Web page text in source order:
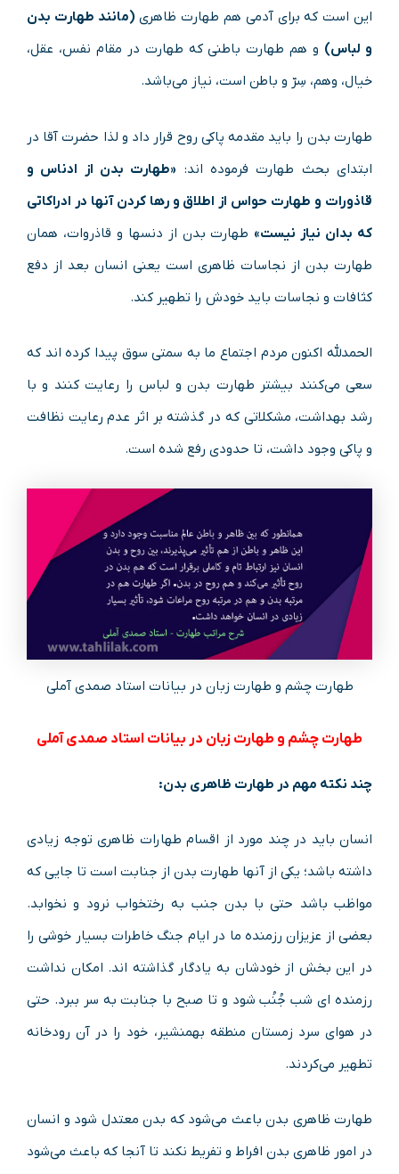
این است که برای آدمی هم طهارت ظاهری (مانند طهارت بدن
و لباس) و هم طهارت باطنی که طهارت در مقام نفس، عقل،
خیال، وهم، سِرّ و باطن است، نیاز می‌باشد.
طهارت بدن را باید مقدمه پاکی روح قرار داد و لذا حضرت آقا در
ابتدای بحث طهارت فرموده اند: «طهارت بدن از ادناس و
قاذورات و طهارت حواس از اطلاق و رها کردن آنها در ادراکاتی
که بدان نیاز نیست» طهارت بدن از دنسها و قاذروات، همان
طهارت بدن از نجاسات ظاهری است یعنی انسان بعد از دفع
کثافات و نجاسات باید خودش را تطهیر کند.
الحمدلله اکنون مردم اجتماع ما به سمتی سوق پیدا کرده اند که
سعی می‌کنند بیشتر طهارت بدن و لباس را رعایت کنند و با
رشد بهداشت، مشکلاتی که در گذشته بر اثر عدم رعایت نظافت
و پاکی وجود داشت، تا حدودی رفع شده است.
طهارت چشم و طهارت زبان در بیانات استاد صمدی آملی
طهارت چشم و طهارت زبان در بیانات استاد صمدی آملی
چند نکته مهم در طهارت ظاهری بدن:
انسان باید در چند مورد از اقسام طهارات ظاهری توجه زیادی
داشته باشد؛ یکی از آنها طهارت بدن از جنابت است تا جایی که
مواظب باشد حتی با بدن جنب به رختخواب نرود و نخوابد.
بعضی از عزیزان رزمنده ما در ایام جنگ خاطرات بسیار خوشی را
در این بخش از خودشان به یادگار گذاشته اند. امکان نداشت
رزمنده ای شب جُنُب شود و تا صبح با جنابت به سر ببرد. حتی
در هوای سرد زمستان منطقه بهمنشیر، خود را در آن رودخانه
تطهیر می‌کردند.
طهارت ظاهری بدن باعث می‌شود که بدن معتدل شود و انسان
در امور ظاهری بدن افراط و تفریط نکند تا آنجا که باعث می‌شود